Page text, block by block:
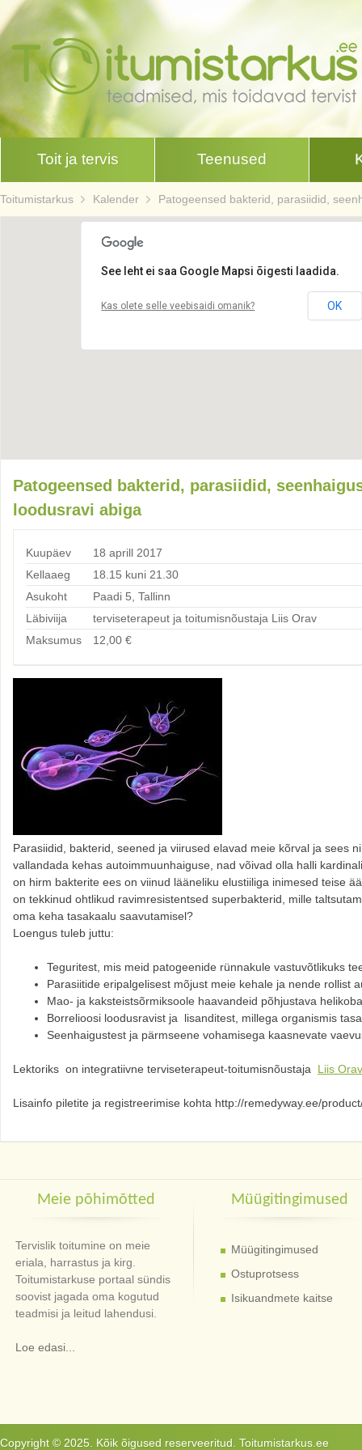
Toit ja tervis Teenused
Toitumistarkus Kalender Patogeensed bakterid, parasiidid,
See leht ei saa Google Mapsi õigesti laadida.
Kas olete selle veebisaidi omanik? OK
Patogeensed bakterid, parasiidid,
loodusravi abiga
Kuupäev
18 aprill 2017
Kellaaeg
18.15 kuni 21.30
Asukoht
Paadi 5, Tallinn
Läbiviija
terviseterapeut ja toitumisnõustaja Liis Orav
Maksumus
12,00 €
Parasiidid, bakterid, seened ja viirused elavad meie kõrval ja sees
vallandada kehas autoimmuunhaiguse, nad võivad olla halli
on hirm bakterite ees on viinud lääneliku elustiiliga inimesed teise
on tekkinud ohtlikud ravimresistentsed superbakterid, mille
oma keha tasakaalu saavutamisel?
Loengus tuleb juttu:
Teguritest, mis meid patogeenide rünnakule vastuvõtlikuks
Parasiitide eripalgelisest mõjust meie kehale ja nende rollist
Mao- ja kaksteistsõrmiksoole haavandeid põhjustava
Borrelioosi loodusravist ja lisanditest, millega organismis
Seenhaigustest ja pärmseene vohamisega kaasnevate
Lektoriks on integratiivne terviseterapeut-toitumisnõustaja Liis Orav
Lisainfo piletite ja registreerimise kohta http://remedyway.ee/
Meie põhimõtted
Tervislik toitumine on meie
eriala, harrastus ja kirg.
Toitumistarkuse portaal sündis
soovist jagada oma kogutud
teadmisi ja leitud lahendusi.
Loe edasi...
Müügitingimused
Müügitingimused
Ostuprotsess
Isikuandmete kaitse
Copyright © 2025. Kõik õigused reserveeritud. Toitumistarkus.ee